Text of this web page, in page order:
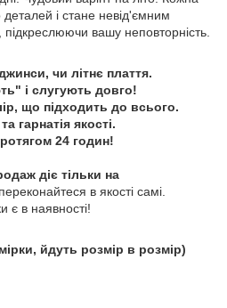
і стане невід'ємним
вашу неповторність.
чи літнє плаття.
і слугують довго!
що підходить до всього.
гарнатія якості.
24 годин!
діє тільки на
в якості самі.
є в наявності!
йдуть розмір в розмір)